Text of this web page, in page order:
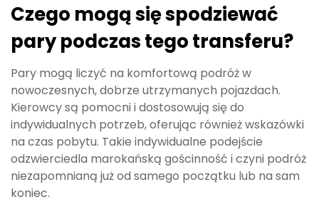
Czego mogą się spodziewać
pary podczas tego transferu?
Pary mogą liczyć na komfortową podróż w
nowoczesnych, dobrze utrzymanych pojazdach.
Kierowcy są pomocni i dostosowują się do
indywidualnych potrzeb, oferując również wskazówki
na czas pobytu. Takie indywidualne podejście
odzwierciedla marokańską gościnność i czyni podróż
niezapomnianą już od samego początku lub na sam
koniec.